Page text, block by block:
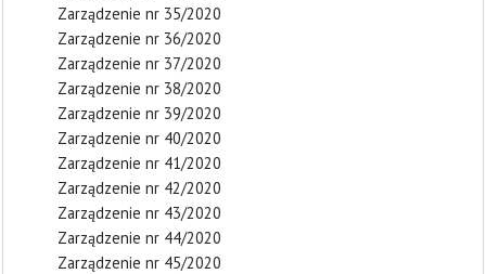
Zarządzenie nr 35/2020
Zarządzenie nr 36/2020
Zarządzenie nr 37/2020
Zarządzenie nr 38/2020
Zarządzenie nr 39/2020
Zarządzenie nr 40/2020
Zarządzenie nr 41/2020
Zarządzenie nr 42/2020
Zarządzenie nr 43/2020
Zarządzenie nr 44/2020
Zarządzenie nr 45/2020